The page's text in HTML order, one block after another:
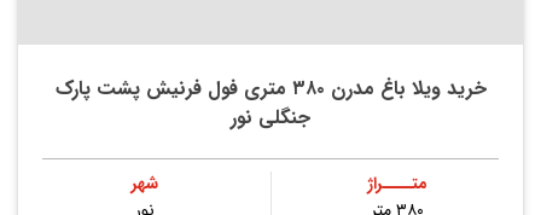
خرید ویلا باغ مدرن ۳۸۰ متری فول فرنیش پشت پارک
جنگلی نور
متــــراژ
شهر